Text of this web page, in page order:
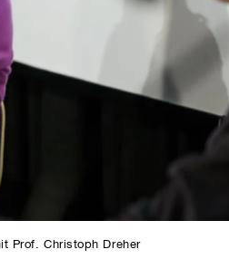
Prof. Christoph Dreher